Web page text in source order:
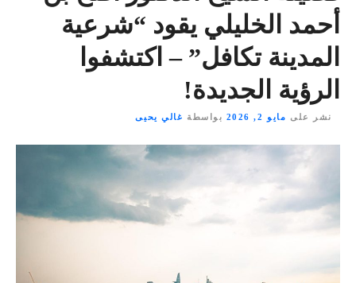
أحمد الخليلي يقود “شرعية
المدينة تكافل” – اكتشفوا
الرؤية الجديدة!
نشر على مايو 2, 2026 بواسطة غالي يحيى